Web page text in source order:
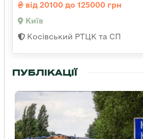
від 20100 до 125000 грн
Київ
Косівський РТЦК та СП
ПУБЛІКАЦІЇ